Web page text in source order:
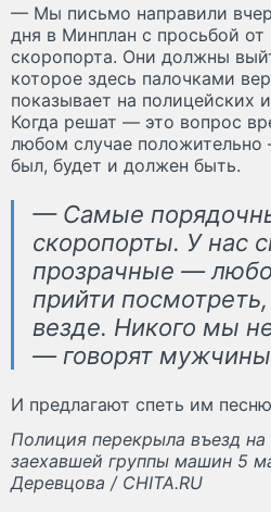
— Мы письмо направили
дня в Минплан с просьбой от
скоропорта. Они должны
которое здесь палочками
показывает на полицейских
Когда решат — это вопрос
любом случае положительно
был, будет и должен быть.
— Самые
скоропорты. У нас
прозрачные —
прийти
везде. Никого мы
— говорят
И предлагают спеть им
Полиция перекрыла въезд
заехавшей группы машин 5
Деревцова / CHITA.RU